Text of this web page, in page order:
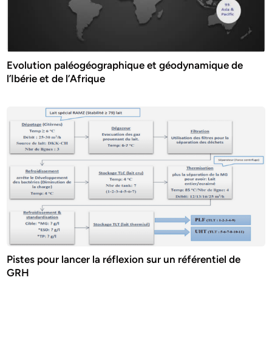
Evolution paléogéographique et géodynamique de
l’Ibérie et de l’Afrique
Pistes pour lancer la réflexion sur un référentiel de
GRH